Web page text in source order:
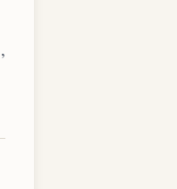
,